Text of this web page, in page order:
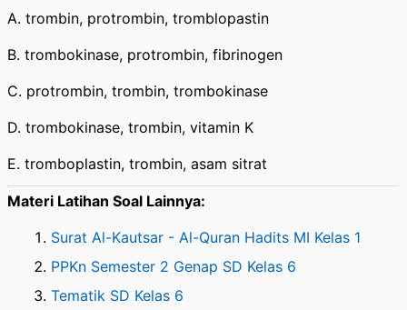
A. trombin, protrombin, tromblopastin
B. trombokinase, protrombin, fibrinogen
C. protrombin, trombin, trombokinase
D. trombokinase, trombin, vitamin K
E. tromboplastin, trombin, asam sitrat
Materi Latihan Soal Lainnya:
Surat Al-Kautsar - Al-Quran Hadits MI Kelas 1
PPKn Semester 2 Genap SD Kelas 6
Tematik SD Kelas 6